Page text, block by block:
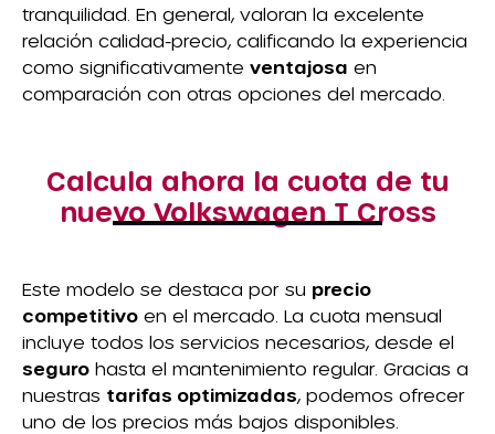
tranquilidad. En general, valoran la excelente
relación calidad-precio, calificando la experiencia
como significativamente ventajosa en
comparación con otras opciones del mercado.
Calcula ahora la cuota de tu
nuevo Volkswagen T Cross
Este modelo se destaca por su precio
competitivo en el mercado. La cuota mensual
incluye todos los servicios necesarios, desde el
seguro hasta el mantenimiento regular. Gracias a
nuestras tarifas optimizadas, podemos ofrecer
uno de los precios más bajos disponibles.